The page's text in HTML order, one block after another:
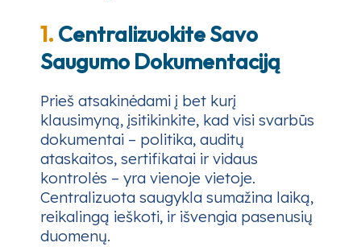
1. Centralizuokite Savo
Saugumo Dokumentaciją
Prieš atsakinėdami į bet kurį
klausimyną, įsitikinkite, kad visi svarbūs
dokumentai – politika, auditų
ataskaitos, sertifikatai ir vidaus
kontrolės – yra vienoje vietoje.
Centralizuota saugykla sumažina laiką,
reikalingą ieškoti, ir išvengia pasenusių
duomenų.